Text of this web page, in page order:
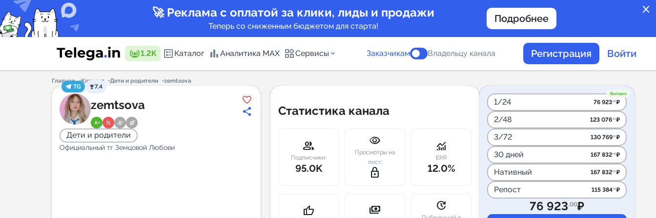
close
🚀 Реклама с оплатой за клики, лиды и продажи
Теперь со сниженным бюджетом для старта!
Подробнее
1.2K Каталог Аналитика MAX Сервисы
Каталог каналов
Индекс читаемости каналов в
Telegram
New
сопровождение
Заказчикам Владельцу канала Регистрация Войти
Главная Каталог Дети и родители
zemtsova
TG
7.4
zemtsova
Дети и родители
Официальный тг Земцовой Любови
Статистика канала
group
Подписчики:
95.0K
visibility
Просмотры на
пост:
lock_outline
monitoring
ERR
12.0%
thumb_up payments update
Выгодно
1/24 76 923.00₽
2/48 123 076.80₽
3/72 130 769.10₽
30 дней 167 832.00₽
Нативный 167 832.00₽
Репост 115 384.50₽
76 923.00₽